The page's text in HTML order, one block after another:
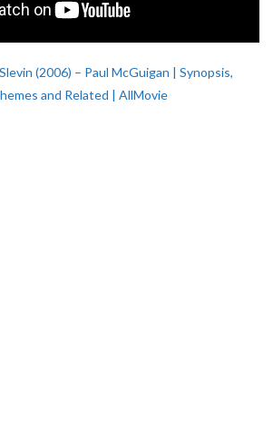
(2006) – Paul McGuigan | Synopsis,
and Related | AllMovie